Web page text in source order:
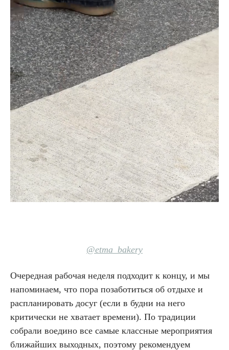
@etma_bakery
Очередная рабочая неделя подходит к концу, и мы
напоминаем, что пора позаботиться об отдыхе и
распланировать досуг (если в будни на него
критически не хватает времени). По традиции
собрали воедино все самые классные мероприятия
ближайших выходных, поэтому рекомендуем